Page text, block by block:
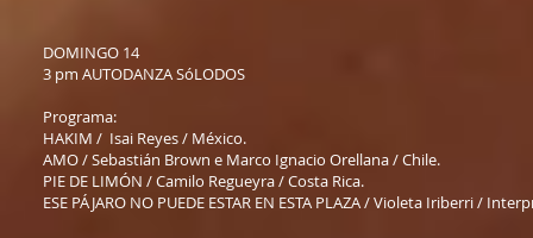
DOMINGO 14
3 pm AUTODANZA SóLODOS
Programa:
HAKIM / Isai Reyes / México.
AMO / Sebastián Brown e Marco Ignacio Orellana / Chile.
PIE DE LIMÓN / Camilo Regueyra / Costa Rica.
ESE PÁJARO NO PUEDE ESTAR EN ESTA PLAZA / Violeta Iriberri /